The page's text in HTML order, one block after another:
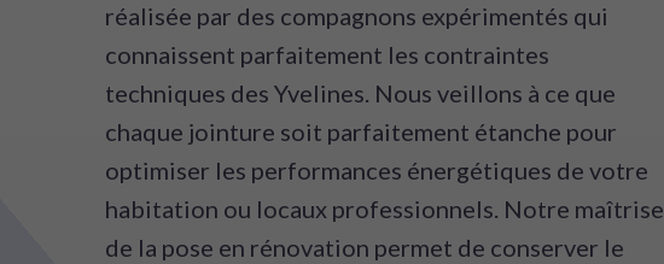
réalisée par des compagnons expérimentés qui
connaissent parfaitement les contraintes
techniques des Yvelines. Nous veillons à ce que
chaque jointure soit parfaitement étanche pour
optimiser les performances énergétiques de votre
habitation ou locaux professionnels. Notre maîtrise
de la pose en rénovation permet de conserver le